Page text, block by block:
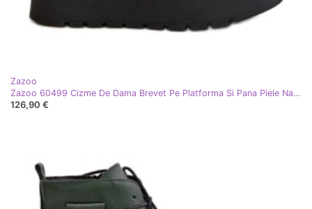
Zazoo
Zazoo 60499 Cizme De Dama Brevet Pe Platforma Si Pana Piele Naturala Calda Verde Inchis negru
126,90 €